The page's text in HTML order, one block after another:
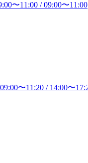
〜11:00 /09:00〜11:00
09:00〜11:20 / 14:00〜